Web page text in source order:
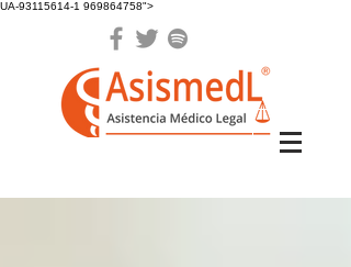
UA-93115614-1 969864758">